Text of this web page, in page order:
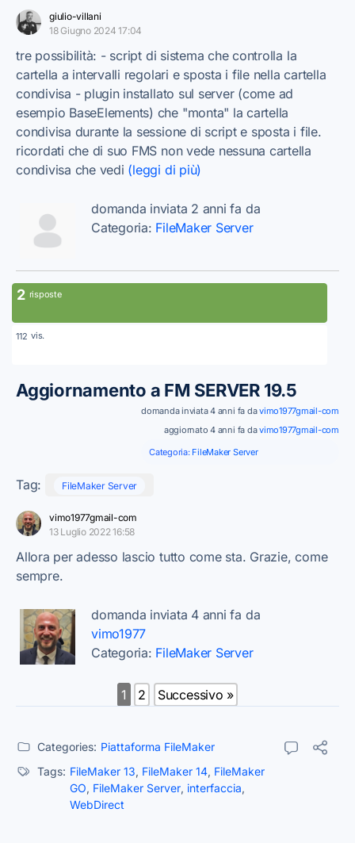
giulio-villani
18 Giugno 2024 17:04
tre possibilità: - script di sistema che controlla la
cartella a intervalli regolari e sposta i file nella cartella
condivisa - plugin installato sul server (come ad
esempio BaseElements) che "monta" la cartella
condivisa durante la sessione di script e sposta i file.
ricordati che di suo FMS non vede nessuna cartella
condivisa che vedi (leggi di più)
domanda inviata 2 anni fa da
Categoria: FileMaker Server
2 risposte
112 vis.
Aggiornamento a FM SERVER 19.5
domanda inviata 4 anni fa davimo1977gmail-com
aggiornato 4 anni fa davimo1977gmail-com
Categoria: FileMaker Server
Tag: FileMaker Server
vimo1977gmail-com
13 Luglio 2022 16:58
Allora per adesso lascio tutto come sta. Grazie, come
sempre.
domanda inviata 4 anni fa da
vimo1977
Categoria: FileMaker Server
1 2 Successivo »
Categories: Piattaforma FileMaker
Tags: FileMaker 13, FileMaker 14, FileMaker
GO, FileMaker Server, interfaccia,
WebDirect